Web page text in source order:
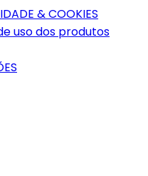
& COOKIES
uso dos produtos